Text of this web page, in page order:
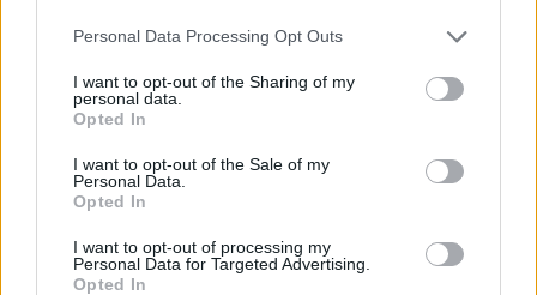
Personal Data Processing Opt Outs
I want to opt-out of the Sharing of my
personal data.
Opted In
I want to opt-out of the Sale of my
Personal Data.
Opted In
I want to opt-out of processing my
Personal Data for Targeted Advertising.
Opted In
Lajme të ngjashme:
Ju kujtohen motrat më të
famshme të viteve ’90?
Motrat Libohova lënë pas
inatet e vjetra? Gjesti i